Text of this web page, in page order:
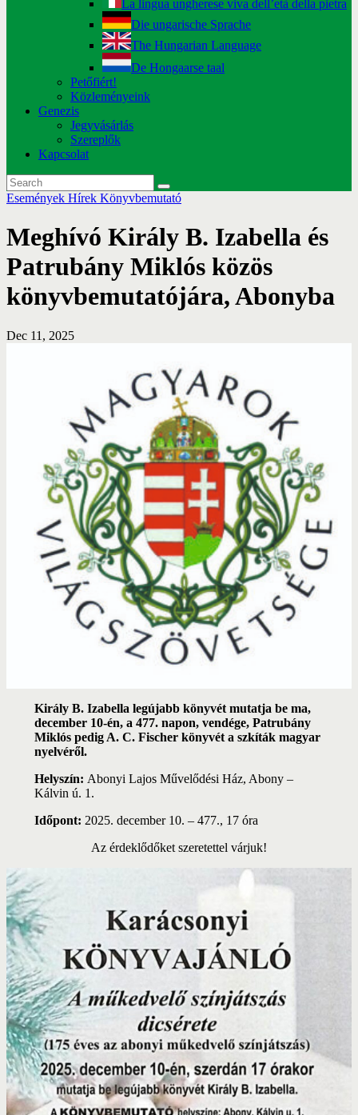
La lingua ungherese viva dell’età della pietra
Die ungarische Sprache
The Hungarian Language
De Hongaarse taal
Petőfiért!
Közleményeink
Genezis
Jegyvásárlás
Szereplők
Kapcsolat
Események Hírek Könyvbemutató
Meghívó Király B. Izabella és
Patrubány Miklós közös
könyvbemutatójára, Abonyba
Dec 11, 2025
Király B. Izabella legújabb könyvét mutatja be ma,
december 10-én, a 477. napon, vendége, Patrubány
Miklós pedig A. C. Fischer könyvét a szkíták magyar
nyelvéről.
Helyszín: Abonyi Lajos Művelődési Ház, Abony –
Kálvin ú. 1.
Időpont: 2025. december 10. – 477., 17 óra
Az érdeklődőket szeretettel várjuk!